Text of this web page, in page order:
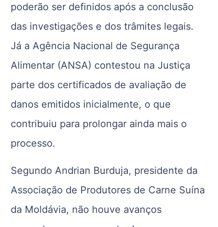
poderão ser definidos após a conclusão
das investigações e dos trâmites legais.
Já a Agência Nacional de Segurança
Alimentar (ANSA) contestou na Justiça
parte dos certificados de avaliação de
danos emitidos inicialmente, o que
contribuiu para prolongar ainda mais o
processo.
Segundo Andrian Burduja, presidente da
Associação de Produtores de Carne Suína
da Moldávia, não houve avanços